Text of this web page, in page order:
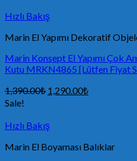
Hızlı Bakış
Marin El Yapımı Dekoratif
Marin Konsept El Yapımı Çok
Kutu MRKN4865 [Lütfen Fiyat
1,390.00₺ 1,290.00₺
Sale!
Hızlı Bakış
Marin El Boyaması Balıklar